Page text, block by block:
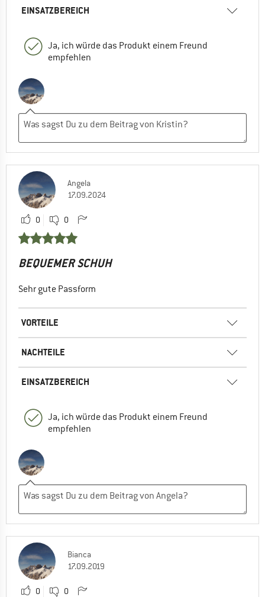
EINSATZBEREICH
Ja, ich würde das Produkt einem Freund
empfehlen
Angela
17.09.2024
0 0
BEQUEMER SCHUH
Sehr gute Passform
VORTEILE
NACHTEILE
EINSATZBEREICH
Ja, ich würde das Produkt einem Freund
empfehlen
Bianca
17.09.2019
0 0